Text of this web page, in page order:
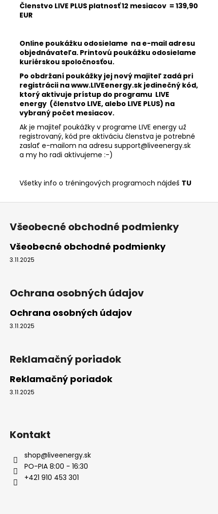
Členstvo LIVE PLUS platnosť 12 mesiacov = 139,90
EUR
Online poukážku odosielame na e-mail adresu
objednávateľa. Printovú poukážku odosielame
kuriérskou spoločnosťou.
Po obdržaní poukážky jej nový majiteľ zadá pri
registrácii na www.LIVEenergy.sk jedinečný kód,
ktorý aktivuje prístup do programu LIVE
energy (členstvo LIVE, alebo LIVE PLUS) na
vybraný počet mesiacov.
Ak je majiteľ poukážky v programe LIVE energy už
registrovaný, kód pre aktiváciu členstva je potrebné
zaslať e-mailom na adresu support@liveenergy.sk
a my ho radi aktivujeme :-)
Všetky info o tréningových programoch nájdeš TU
Z
Všeobecné obchodné podmienky
Všeobecné obchodné podmienky
3.11.2025
Ochrana osobných údajov
Ochrana osobných údajov
3.11.2025
Reklamačný poriadok
Reklamačný poriadok
3.11.2025
Kontakt
shop@liveenergy.sk
PO-PIA 8:00 - 16:30
+421 910 453 301